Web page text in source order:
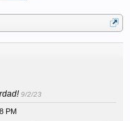
9/2/23
PM